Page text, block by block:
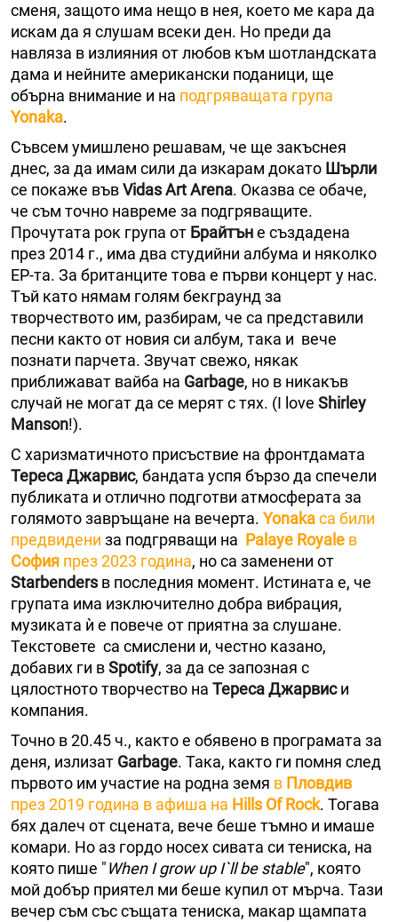
сменя, защото има нещо в нея, което ме кара да
искам да я слушам всеки ден. Но преди да
навляза в излияния от любов към шотландската
дама и нейните американски поданици, ще
обърна внимание и на подгряващата група
Yonaka.
Съвсем умишлено решавам, че ще закъснея
днес, за да имам сили да изкарам докато Шърли
се покаже въвVidas Art Arena. Оказва се обаче,
че съм точно навреме за подгряващите.
Прочутата рок група от Брайтъне създадена
през 2014 г., има два студийни албума и няколко
EP-та. За британците това е първи концерт у нас.
Тъй като нямам голям бекграунд за
творчеството им, разбирам, че са представили
песни както от новия си албум, така и вече
познати парчета. Звучат свежо, някак
приближават вайба на Garbage, но в никакъв
случай не могат да се мерят с тях. (I love Shirley
Manson!).
С харизматичното присъствие на фронтдамата
Тереса Джарвис, бандата успя бързо да спечели
публиката и отлично подготви атмосферата за
голямото завръщане на вечерта. Yonakaса били
предвидени за подгряващи на Palaye Royale в
София през 2023 година, но са заменени от
Starbenders в последния момент. Истината е, че
групата има изключително добра вибрация,
музиката ѝ е повече от приятна за слушане.
Текстовете са смислени и, честно казано,
добавих ги вSpotify, за да се запозная с
цялостното творчество на Тереса Джарвиси
компания.
Точно в 20.45 ч., както е обявено в програмата за
деня, излизат Garbage. Така, както ги помня след
първото им участие на родна земя в Пловдив
през 2019 година в афиша на Hills Of Rock. Тогава
бях далеч от сцената, вече беше тъмно и имаше
комари. Но аз гордо носех сивата си тениска, на
която пише "When I grow up I`ll be stable", която
мой добър приятел ми беше купил от мърча. Тази
вечер съм със същата тениска, макар щампата